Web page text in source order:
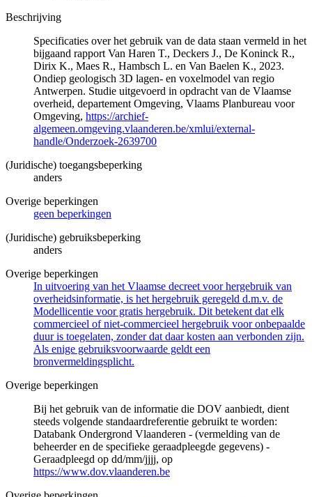
Beschrijving
Specificaties over het gebruik van de data staan vermeld in het
bijgaand rapport Van Haren T., Deckers J., De Koninck R.,
Dirix K., Maes R., Hambsch L. en Van Baelen K., 2023.
Ondiep geologisch 3D lagen- en voxelmodel van regio
Antwerpen. Studie uitgevoerd in opdracht van de Vlaamse
overheid, departement Omgeving, Vlaams Planbureau voor
Omgeving, https://archief-
algemeen.omgeving.vlaanderen.be/xmlui/external-
handle/Onderzoek-2639700
(Juridische) toegangsbeperking
anders
Overige beperkingen
geen beperkingen
(Juridische) gebruiksbeperking
anders
Overige beperkingen
In uitvoering van het Vlaamse decreet voor hergebruik van
overheidsinformatie, is het hergebruik geregeld d.m.v. de
Modellicentie voor gratis hergebruik. Dit betekent dat elk
commercieel of niet-commercieel hergebruik voor onbepaalde
duur is toegelaten, zonder dat daar kosten aan verbonden zijn.
Als enige gebruiksvoorwaarde geldt een
bronvermeldingsplicht.
Overige beperkingen
Bij het gebruik van de informatie die DOV aanbiedt, dient
steeds volgende standaardreferentie gebruikt te worden:
Databank Ondergrond Vlaanderen - (vermelding van de
beheerder en de specifieke geraadpleegde gegevens) -
Geraadpleegd op dd/mm/jjjj, op
https://www.dov.vlaanderen.be